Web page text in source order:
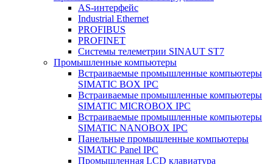
AS-интерфейс
Industrial Ethernet
PROFIBUS
PROFINET
Системы телеметрии SINAUT ST7
Промышленные компьютеры
Встраиваемые промышленные компьютеры
SIMATIC BOX IPC
Встраиваемые промышленные компьютеры
SIMATIC MICROBOX IPC
Встраиваемые промышленные компьютеры
SIMATIC NANOBOX IPC
Панельные промышленные компьютеры
SIMATIC Panel IPC
Промышленная LCD клавиатура